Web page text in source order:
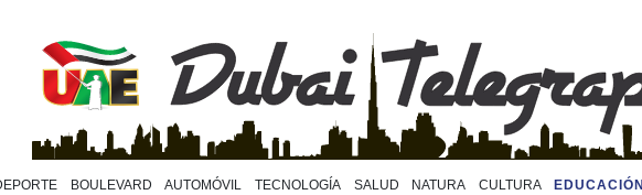
BOULEVARD AUTOMÓVIL TECNOLOGÍA SALUD NATURA CULTURA EDUCACIÓN